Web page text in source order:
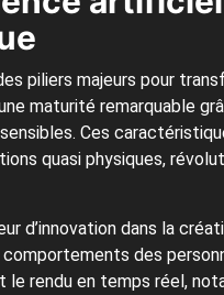
piliers majeurs pour
maturité remarquable
Ces
quasi physiques,
d’innovation dans la
des
rendu en temps réel,